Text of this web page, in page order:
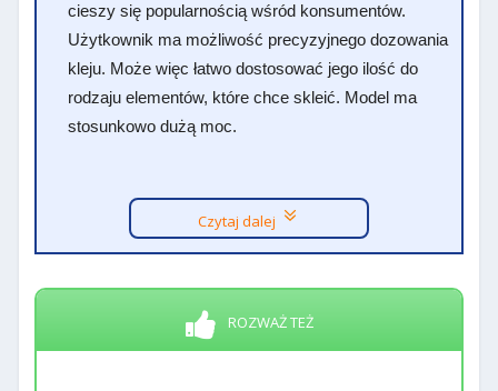
cieszy się popularnością wśród konsumentów.
Użytkownik ma możliwość precyzyjnego dozowania
kleju. Może więc łatwo dostosować jego ilość do
rodzaju elementów, które chce skleić. Model ma
stosunkowo dużą moc.
Czytaj dalej
ROZWAŻ TEŻ